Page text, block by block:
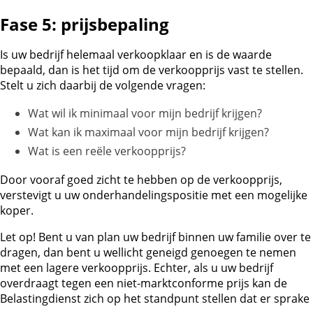
Fase 5: prijsbepaling
Is uw bedrijf helemaal verkoopklaar en is de waarde
bepaald, dan is het tijd om de verkoopprijs vast te stellen.
Stelt u zich daarbij de volgende vragen:
Wat wil ik minimaal voor mijn bedrijf krijgen?
Wat kan ik maximaal voor mijn bedrijf krijgen?
Wat is een reële verkoopprijs?
Door vooraf goed zicht te hebben op de verkoopprijs,
verstevigt u uw onderhandelingspositie met een mogelijke
koper.
Let op! Bent u van plan uw bedrijf binnen uw familie over te
dragen, dan bent u wellicht geneigd genoegen te nemen
met een lagere verkoopprijs. Echter, als u uw bedrijf
overdraagt tegen een niet-marktconforme prijs kan de
Belastingdienst zich op het standpunt stellen dat er sprake